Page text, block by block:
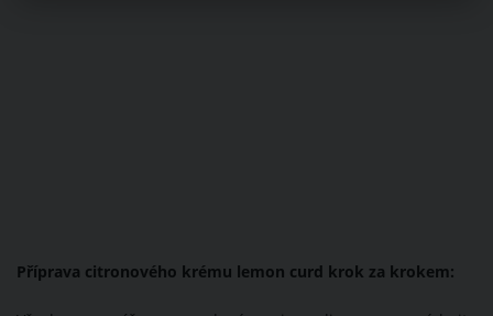
Příprava citronového krému lemon curd krok za krokem: